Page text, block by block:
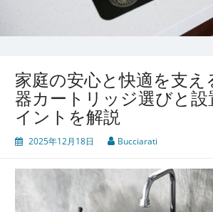
家庭の安心と快適を支え
器カートリッジ選びと設
イントを解説
2025年12月18日 Bucciarati